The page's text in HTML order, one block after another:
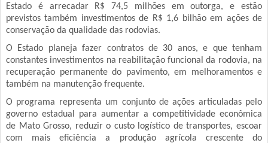
Estado é arrecadar R$ 74,5 milhões em outorga, e estão
previstos também investimentos de R$ 1,6 bilhão em ações de
conservação da qualidade das rodovias.
O Estado planeja fazer contratos de 30 anos, e que tenham
constantes investimentos na reabilitação funcional da rodovia, na
recuperação permanente do pavimento, em melhoramentos e
também na manutenção frequente.
O programa representa um conjunto de ações articuladas pelo
governo estadual para aumentar a competitividade econômica
de Mato Grosso, reduzir o custo logístico de transportes, escoar
com mais eficiência a produção agrícola crescente do